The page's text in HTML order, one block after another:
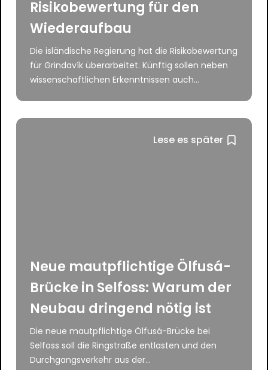
Risikobewertung für den
Wiederaufbau
Die isländische Regierung hat die Risikobewertung
für Grindavík überarbeitet. Künftig sollen neben
wissenschaftlichen Erkenntnissen auch...
Lese es später
Neue mautpflichtige Ölfusá-
Brücke in Selfoss: Warum der
Neubau dringend nötig ist
Die neue mautpflichtige Ölfusá-Brücke bei
Selfoss soll die Ringstraße entlasten und den
Durchgangsverkehr aus der...